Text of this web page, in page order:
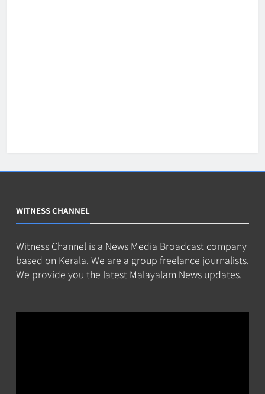
WITNESS CHANNEL
Witness Channel is a News Media Broadcast company
based on Kerala. We are a group freelance journalists.
We provide you the latest Malayalam News updates.